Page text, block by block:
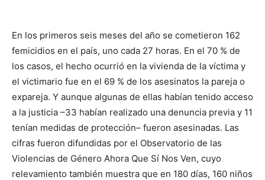
En los primeros seis meses del año se cometieron 162
femicidios en el país, uno cada 27 horas. En el 70 % de
los casos, el hecho ocurrió en la vivienda de la víctima y
el victimario fue en el 69 % de los asesinatos la pareja o
expareja. Y aunque algunas de ellas habían tenido acceso
a la justicia –33 habían realizado una denuncia previa y 11
tenían medidas de protección– fueron asesinadas. Las
cifras fueron difundidas por el Observatorio de las
Violencias de Género Ahora Que Sí Nos Ven, cuyo
relevamiento también muestra que en 180 días, 160 niños